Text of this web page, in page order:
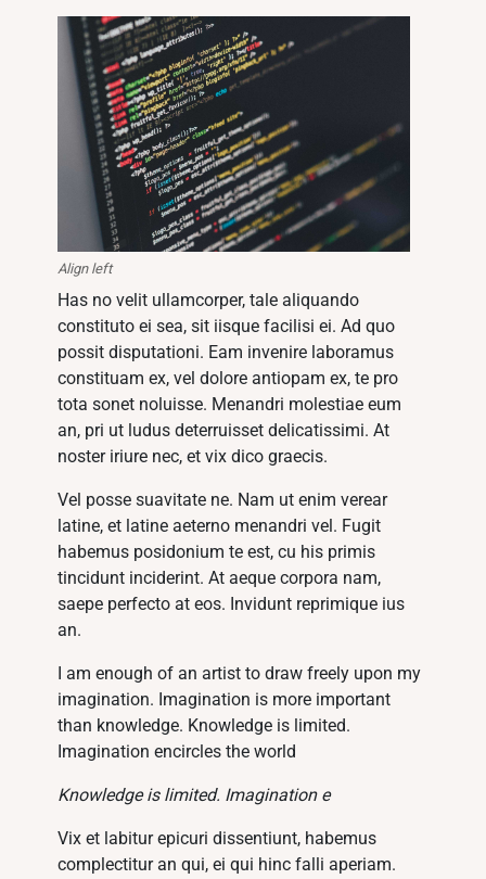
Align left
Has no velit ullamcorper, tale aliquando
constituto ei sea, sit iisque facilisi ei. Ad quo
possit disputationi. Eam invenire laboramus
constituam ex, vel dolore antiopam ex, te pro
tota sonet noluisse. Menandri molestiae eum
an, pri ut ludus deterruisset delicatissimi. At
noster iriure nec, et vix dico graecis.
Vel posse suavitate ne. Nam ut enim verear
latine, et latine aeterno menandri vel. Fugit
habemus posidonium te est, cu his primis
tincidunt inciderint. At aeque corpora nam,
saepe perfecto at eos. Invidunt reprimique ius
an.
I am enough of an artist to draw freely upon my
imagination. Imagination is more important
than knowledge. Knowledge is limited.
Imagination encircles the world
Knowledge is limited. Imagination e
Vix et labitur epicuri dissentiunt, habemus
complectitur an qui, ei qui hinc falli aperiam.